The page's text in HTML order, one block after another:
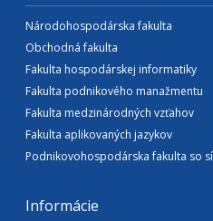
Národohospodárska fakulta
Obchodná fakulta
Fakulta hospodárskej informatiky
Fakulta podnikového manažmentu
Fakulta medzinárodných vzťahov
Fakulta aplikovaných jazykov
Podnikovohospodárska fakulta so
Informácie